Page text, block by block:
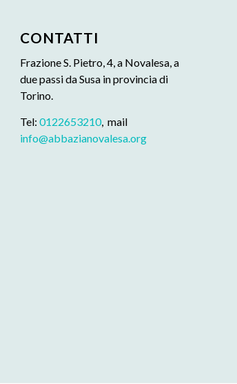
CONTATTI
Frazione S. Pietro, 4, a Novalesa, a
due passi da Susa in provincia di
Torino.
Tel: 0122653210, mail
info@abbazianovalesa.org